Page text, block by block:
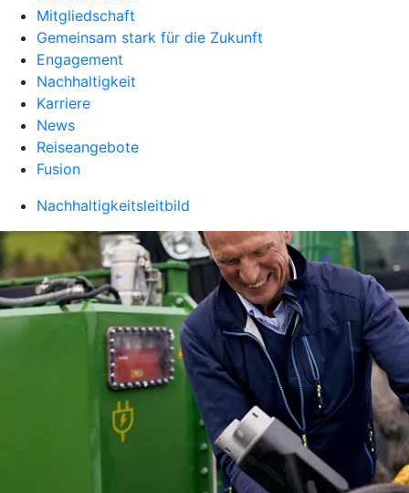
Mitgliedschaft
Gemeinsam stark für die Zukunft
Engagement
Nachhaltigkeit
Karriere
News
Reiseangebote
Fusion
Nachhaltigkeitsleitbild